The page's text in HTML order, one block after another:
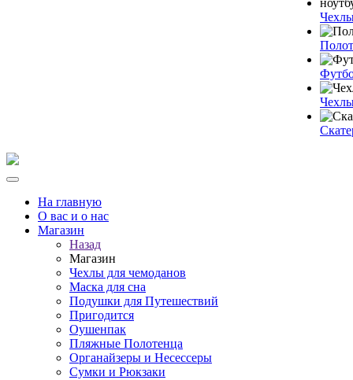
На главную
О вас и о нас
Магазин
Назад
Магазин
Чехлы для чемоданов
Маска для сна
Подушки для Путешествий
Пригодится
Оушенпак
Пляжные Полотенца
Органайзеры и Несессеры
Сумки и Рюкзаки